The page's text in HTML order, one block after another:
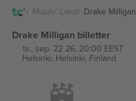
Musik Land Drake Milligan
Drake Milligan billetter
tir., sep. 22 26, 20:00 EEST
Helsinki, Helsinki, Finland